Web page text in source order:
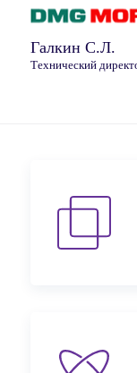
Галкин С.Л.
Технический